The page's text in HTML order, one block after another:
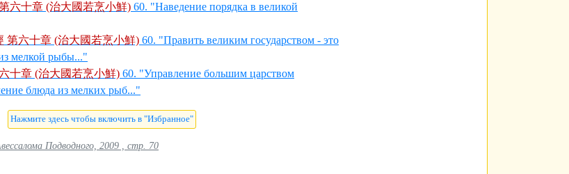
六十章 (治大國若烹小鮮) 60. "Наведение порядка в великой
第六十章 (治大國若烹小鮮) 60. "Править великим государством - это
мелкой рыбы..."
十章 (治大國若烹小鮮) 60. "Управление большим царством
блюда из мелких рыб..."
Подводного, 2009 , стр. 70